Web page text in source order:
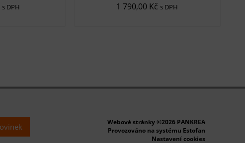
s DPH 1 790,00 Kč s DPH
Webové stránky ©2026 PANKREA
Provozováno na systému Estofan
Nastavení cookies